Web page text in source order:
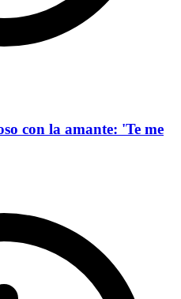
con la amante: 'Te me